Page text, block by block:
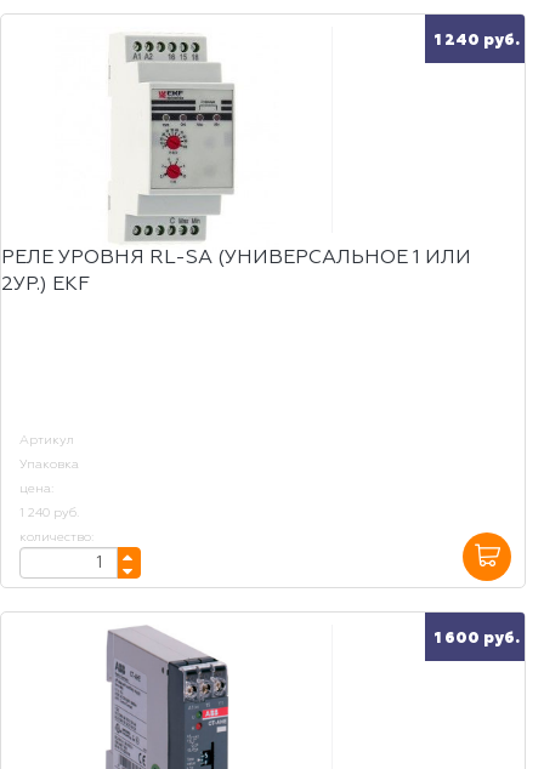
1 240 руб.
РЕЛЕ УРОВНЯ RL-SA (УНИВЕРСАЛЬНОЕ 1 ИЛИ
2УР.) EKF
Артикул
Упаковка
цена:
1 240 руб.
количество:
1 600 руб.